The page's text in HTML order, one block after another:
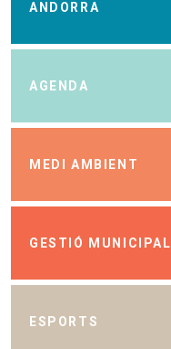
ANDORRA
AGENDA
MEDI AMBIENT
GESTIÓ MUNICIPAL
ESPORTS